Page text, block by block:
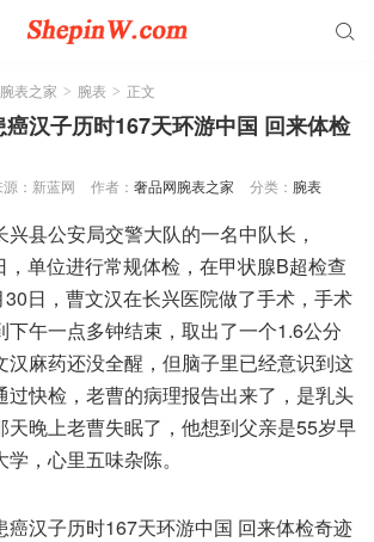

表之家 > 腕表 > 正文
汉子历时167天环游中国 回来体检
源：新蓝网 作者： 奢品网腕表之家 分类： 腕表
县公安局交警大队的一名中队长，
单位进行常规体检，在甲状腺B超检查
日，曹文汉在长兴医院做了手术，手术
下午一点多钟结束，取出了一个1.6公分
汉麻药还没全醒，但脑子里已经意识到这
过快检，老曹的病理报告出来了，是乳头
天晚上老曹失眠了，他想到父亲是55岁早
，心里五味杂陈。